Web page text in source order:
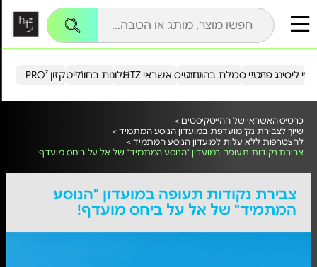
הייטקזון PRO²מלונות בחו"ל כרטיס אשראי HTZ ליסינג פרטירכבי סמלת בהנחה
כרטיס האשראי של ההייטקיסטים >
שיוך לצבירת נק' מועדפת במועדון הנוסע המתמיד >
להצטרפות ללא עלות למועדון הנוסע המתמיד >
צבירת נקודות תעופה במועדון "הנוסע המתמיד" של אל על ביחס מועדף!
צבירת נקודות תעופה במועדון "הנוסע
המתמיד" של אל על ביחס מועדף!